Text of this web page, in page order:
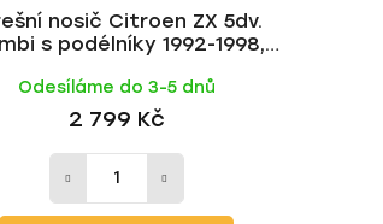
nosič Citroen ZX 5dv.
s podélníky 1992-1998,
Odesíláme do 3-5 dnů
2 799 Kč